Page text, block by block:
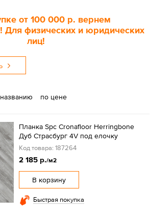
от 100 000 р. вернем
Для физических и юридических
лиц!
по цене
Планка Spc Cronafloor Herringbone
Дуб Страсбург 4V под елочку
Код товара: 187264
2 185 р./м2
В корзину
Быстрая покупка